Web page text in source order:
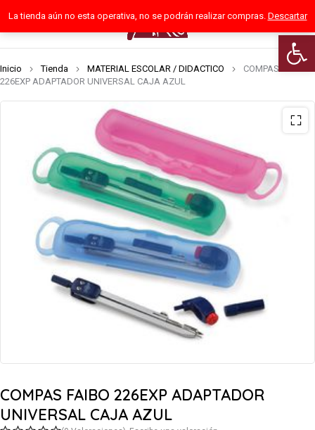
Abrir
La tienda aún no esta operativa, no se podrán realizar compras. Descartar
0
Inicio Tienda MATERIAL ESCOLAR / DIDACTICO
COMPAS FAIBO
226EXP ADAPTADOR UNIVERSAL CAJA AZUL
COMPAS FAIBO 226EXP ADAPTADOR
UNIVERSAL CAJA AZUL